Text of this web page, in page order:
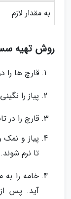
به مقدار لازم
روش تهیه
قارچ ها را
پیاز را
قارچ را در تابه به
پیاز و نمک
تا نرم شوند.
خامه را به